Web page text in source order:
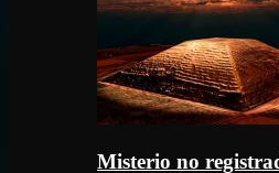
Misterio no